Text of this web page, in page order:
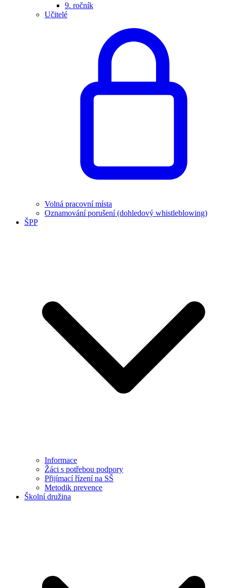
9. ročník
Učitelé
Volná pracovní místa
Oznamování porušení (dohledový whistleblowing)
ŠPP
Informace
Žáci s potřebou podpory
Přijímací řízení na SŠ
Metodik prevence
Školní družina